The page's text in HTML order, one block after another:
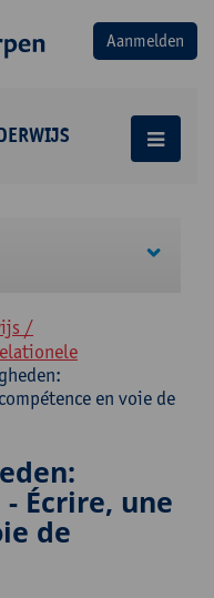
/
en voie de
Écrire, une
de